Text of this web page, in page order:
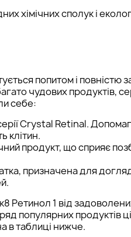
хімічних сполук і
попитом і повністю
чудових продуктів,
себе:
Crystal Retinal.
клітин.
продукт, що сприяє
призначена для
Ретинол 1 від
популярних продуктів
в таблиці нижче.